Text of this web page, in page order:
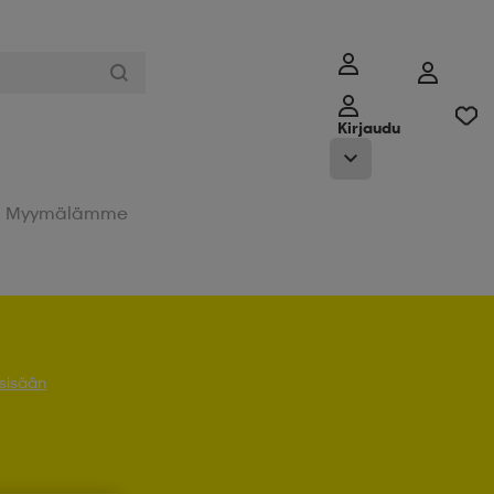
Kirjaudu
Myymälämme